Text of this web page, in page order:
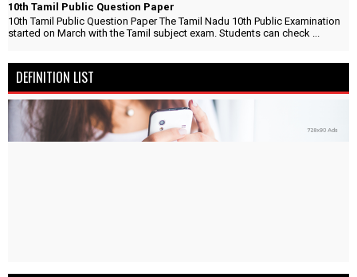
10th Tamil Public Question Paper
10th Tamil Public Question Paper The Tamil Nadu 10th Public Examination
started on March with the Tamil subject exam. Students can check ...
DEFINITION LIST